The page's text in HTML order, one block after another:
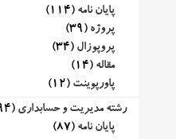
پایان نامه (114)
پروژه (39)
پروپوزال (34)
مقاله (14)
پاورپوینت (12)
رشته مدیریت و حسابداری (194)
پایان نامه (87)